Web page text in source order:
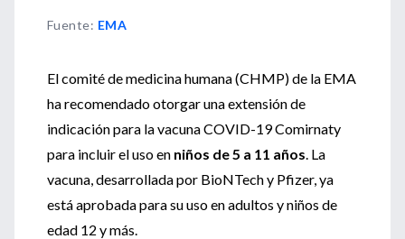
Fuente: EMA
El comité de medicina humana (CHMP) de la EMA
ha recomendado otorgar una extensión de
indicación para la vacuna COVID-19 Comirnaty
para incluir el uso en niños de 5 a 11 años. La
vacuna, desarrollada por BioNTech y Pfizer, ya
está aprobada para su uso en adultos y niños de
edad 12 y más.